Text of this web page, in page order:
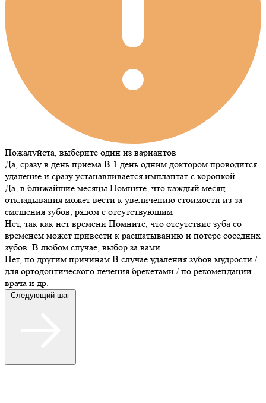
Пожалуйста, выберите один из вариантов
Да, сразу в день приема В 1 день одним доктором проводится
удаление и сразу устанавливается имплантат с коронкой
Да, в ближайшие месяцы Помните, что каждый месяц
откладывания может вести к увеличению стоимости из-за
смещения зубов, рядом с отсутствующим
Нет, так как нет времени Помните, что отсутствие зуба со
временем может привести к расшатыванию и потере соседних
зубов. В любом случае, выбор за вами
Нет, по другим причинам В случае удаления зубов мудрости /
для ортодонтического лечения брекетами / по рекомендации
врача и др.
Следующий шаг